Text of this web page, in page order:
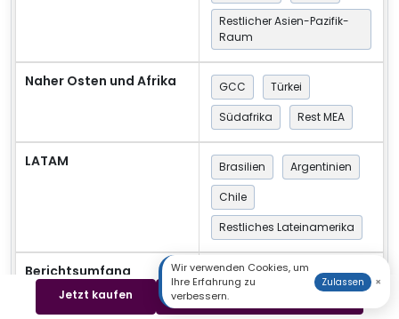
Restlicher Asien-Pazifik-
Raum
Naher Osten und Afrika GCC
Türkei
Südafrika
Rest MEA
LATAM Brasilien
Argentinien
Chile
Restliches Lateinamerika
Berichtsumfang
Umsatzprognose
Wettbewerbsumfeld
Wachstumsfaktoren
Jetzt kaufen Beispiel herunterladen
Wir verwenden Cookies, um
Ihre Erfahrung zu
verbessern.
Zulassen ×